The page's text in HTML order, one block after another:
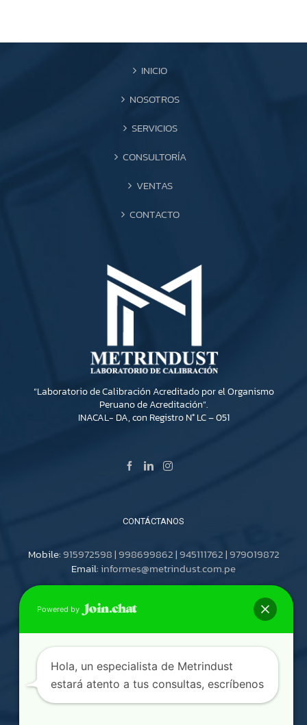
INICIO
NOSOTROS
SERVICIOS
CONSULTORÍA
VENTAS
CONTACTO
“Laboratorio de Calibración Acreditado por el Organismo
Peruano de Acreditación”.
INACAL- DA, con Registro N° LC – 051
CONTÁCTANOS
Mobile:915972598 | 998699862 | 945111762 | 979019872
Email:informes@metrindust.com.pe
Av. del Aire 579 – 581, La Victoria, Lima – Perú
Libro de reclamaciones
Powered by
Hola, un especialista de Metrindust
estará atento a tus consultas, escríbenos